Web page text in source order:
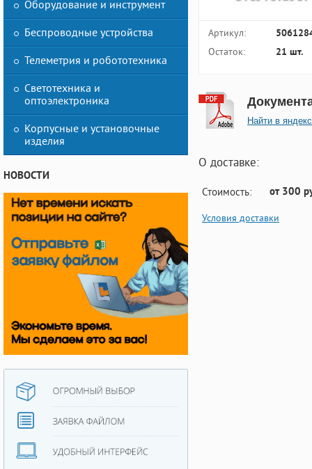
Оборудование и инструмент
Беспроводные устройства
Телеметрия и робототехника
Светотехника и
оптоэлектроника
Корпусные и установочные
изделия
НОВОСТИ
Артикул:
Остаток: 21 шт.
Найти в яндекс
О доставке:
Стоимость: от 300
Условия доставки